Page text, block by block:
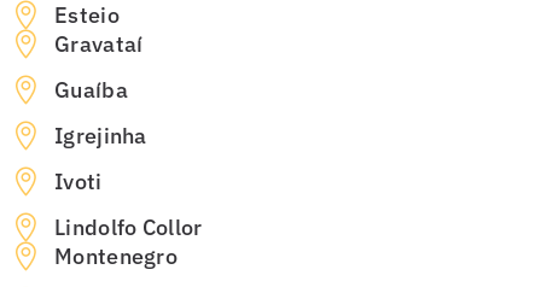
Esteio
Gravataí
Guaíba
Igrejinha
Ivoti
Lindolfo Collor
Montenegro